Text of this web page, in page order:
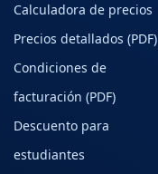
Calculadora de precios
Precios detallados (PDF)
Condiciones de
facturación (PDF)
Descuento para
estudiantes